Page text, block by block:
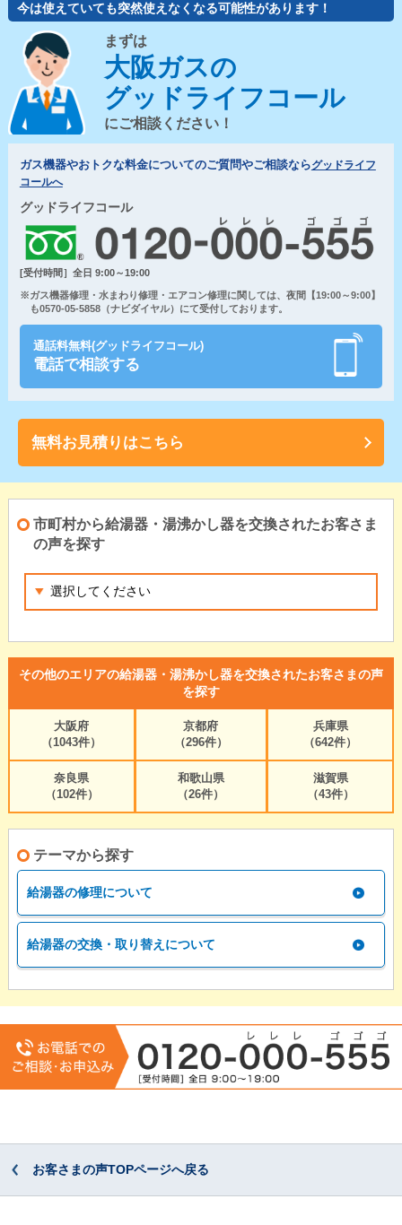
今は使えていても突然使えなくなる可能性があります！
まずは
大阪ガスの
グッドライフコール
にご相談ください！
ガス機器やおトクな料金についてのご質問やご相談ならグッドライフ
コールへ
グッドライフコール
[受付時間］全日 9:00～19:00
※ガス機器修理・水まわり修理・エアコン修理に関しては、夜間【19:00～9:00】
も0570-05-5858（ナビダイヤル）にて受付しております。
通話料無料(グッドライフコール)
電話で相談する
無料お見積りはこちら
市町村から給湯器・湯沸かし器を交換されたお客さま
の声を探す
その他のエリアの給湯器・湯沸かし器を交換されたお客さまの声
を探す
大阪府
（1043件）
京都府
（296件）
兵庫県
（642件）
奈良県
（102件）
和歌山県
（26件）
滋賀県
（43件）
テーマから探す
給湯器の修理について
給湯器の交換・取り替えについて
お客さまの声TOPページへ戻る